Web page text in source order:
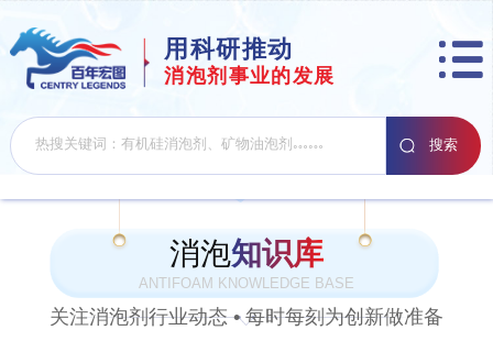
用科研推动
消泡剂事业的发展
消泡知识库
ANTIFOAM KNOWLEDGE BASE
关注消泡剂行业动态 • 每时每刻为创新做准备